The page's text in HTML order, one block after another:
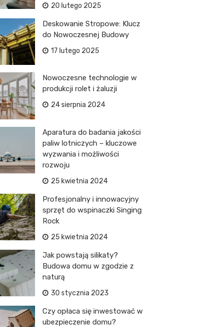
20 lutego 2025
Deskowanie Stropowe: Klucz
do Nowoczesnej Budowy
17 lutego 2025
Nowoczesne technologie w
produkcji rolet i żaluzji
24 sierpnia 2024
Aparatura do badania jakości
paliw lotniczych – kluczowe
wyzwania i możliwości
rozwoju
25 kwietnia 2024
Profesjonalny i innowacyjny
sprzęt do wspinaczki Singing
Rock
25 kwietnia 2024
Jak powstają silikaty?
Budowa domu w zgodzie z
naturą
30 stycznia 2023
Czy opłaca się inwestować w
ubezpieczenie domu?